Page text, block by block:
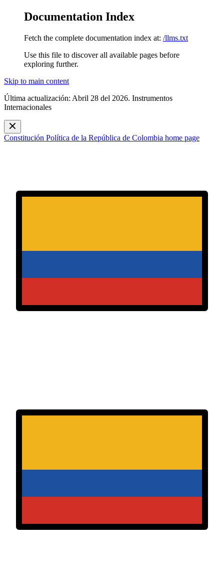
Documentation Index
Fetch the complete documentation index at: /llms.txt
Use this file to discover all available pages before
exploring further.
Skip to main content
Última actualización: Abril 28 del 2026. Instrumentos
Internacionales
Constitución Política de la República de Colombia home page